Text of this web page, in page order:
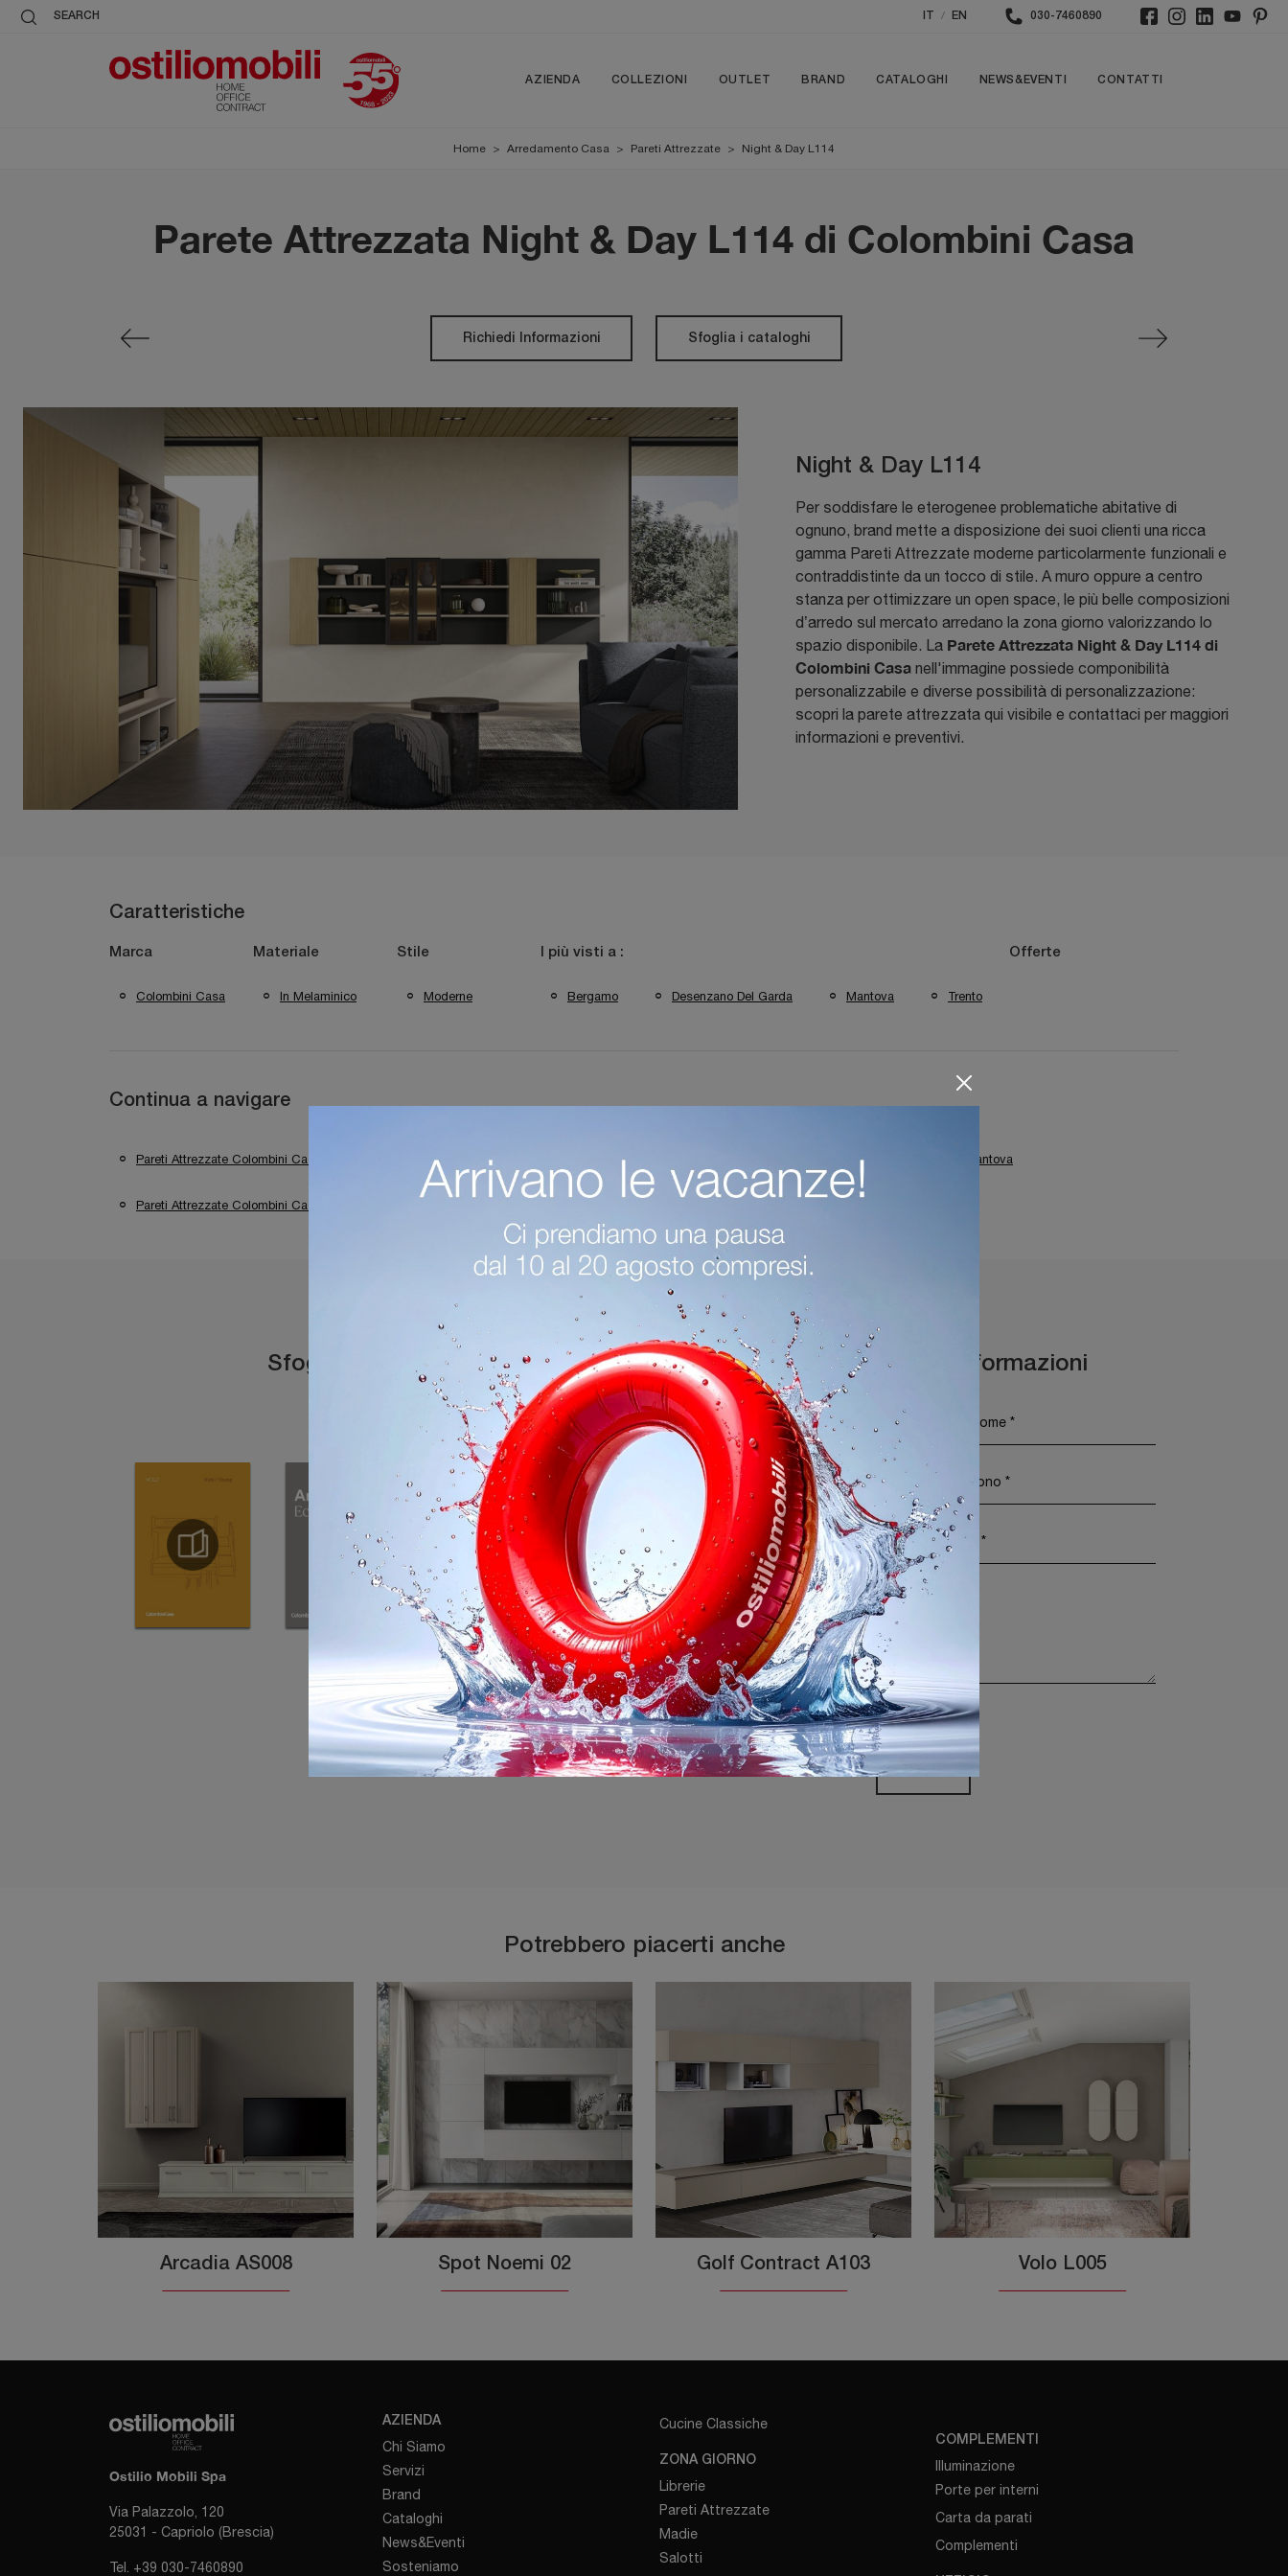
SEARCH / EN 030-7460890
AZIENDA COLLEZIONI OUTLET BRAND CATALOGHI NEWS&EVENTI CONTATTI
Home > Arredamento Casa > Pareti Attrezzate > Night & Day L114
Parete Attrezzata Night & Day L114 di Colombini Casa
Richiedi Informazioni Sfoglia i cataloghi
Night & Day L114
Per soddisfare le eterogenee problematiche abitative di
ognuno, brand mette a disposizione dei suoi clienti una ricca
gamma Pareti Attrezzate moderne particolarmente funzionali e
contraddistinte da un tocco di stile. A muro oppure a centro
stanza per ottimizzare un open space, le più belle composizioni
d’arredo sul mercato arredano la zona giorno valorizzando lo
spazio disponibile. La Parete Attrezzata Night & Day L114 di
Colombini Casa nell'immagine possiede componibilità
personalizzabile e diverse possibilità di personalizzazione:
scopri la parete attrezzata qui visibile e contattaci per maggiori
informazioni e preventivi.
Caratteristiche
Marca
Colombini Casa
Materiale
In Melaminico
Stile
Moderne
I più visti a :
Bergamo Desenzano Del Garda Mantova Trento
Offerte
Continua a navigare
Pareti Attrezzate Colombini Casa Trento Pareti Attrezzate Colombini Casa Desenzano Del Garda Pareti Attrezzate Colombini Casa Mantova
Pareti Attrezzate Colombini Casa Bergamo
Sfoglia i cataloghi Richiedi Maggiori Informazioni
Ho preso visione dellaPrivacy Policy
Invia
Potrebbero piacerti anche
Arcadia AS008 Spot Noemi 02 Golf Contract A103 Volo L005
Ostilio Mobili Spa
Via Palazzolo, 120
25031 - Capriolo (Brescia)
Tel. +39 030-7460890
AZIENDA
Chi Siamo
Servizi
Brand
Cataloghi
News&Eventi
Sosteniamo
Cucine Classiche
ZONA GIORNO
Librerie
Pareti Attrezzate
Madie
Salotti
COMPLEMENTI
Illuminazione
Porte per interni
Carta da parati
Complementi